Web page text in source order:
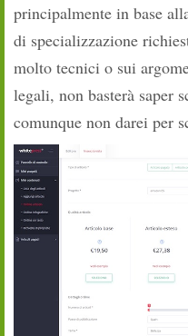
principalmente in base
di specializzazione
molto tecnici o sui
legali, non basterà saper
comunque non darei per